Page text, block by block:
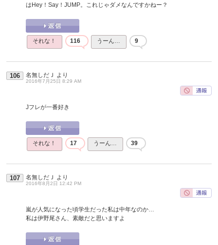
はHey！Say！JUMP。これじゃダメなんですかねー？
それな！ 116 うーん… 9
106 名無しだＪ より
2016年7月25日 8:29 AM
Jフレが一番好き
それな！ 17 うーん… 39
107 名無しだＪ より
2016年8月2日 12:42 PM
嵐が人気になった頃学生だった私は中年なのか…
私は伊野尾さん、素敵だと思いますよ